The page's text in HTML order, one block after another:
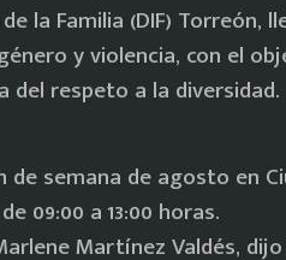
la Familia (DIF) Torreón,
y violencia, con el
respeto a la diversidad.
semana de agosto en
09:00 a 13:00 horas.
Martínez Valdés,